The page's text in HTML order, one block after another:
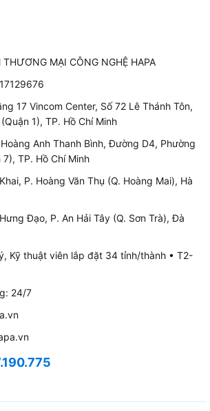
hoặc nửa rổ dưới. Nhờ vậy, bạn
đủ chén dĩa lắp đầy máy rửa
không cần vận hành cả 2 rổ
điện nước vô cùng hiệu quả.
công nghệ cho phép máy rửa
nguồn điện khi có những dấu
vậy khi chưa đóng kín máy hoặc
bạn có thể kịp thời điều chỉnh.
ECO: Cho phép máy rửa chén
hoạt động với mức tiêu hao điện
giúp giảm lượng nước thải ra môi
nhanh 30 phút: Giúp tăng tốc độ
trong trường hợp bạn cần làm
chóng.
A+++ theo tiêu chuẩn châu Âu. Chỉ
MẠI CÔNG NGHỆ HAPA
17 Vincom Center, Số 72 Lê Thánh Tôn,
1), TP. Hồ Chí Minh
Anh Thanh Bình, Đường D4, Phường
TP. Hồ Chí Minh
P. Hoàng Văn Thụ (Q. Hoàng Mai), Hà
Đạo, P. An Hải Tây (Q. Sơn Trà), Đà
Kỹ thuật viên lắp đặt 34 tỉnh/thành • T2-
24/7